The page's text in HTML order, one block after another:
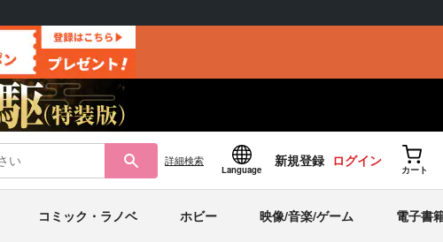
詳細検索
Language
新規登録 ログイン
カート
コミック・ラノベ ホビー 映像/音楽/ゲーム 電子書